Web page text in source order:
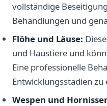
vollständige
Behandlungen und
Flöhe und Läuse:
und Haustiere und
Eine professionelle
Entwicklungsstadien
Wespen und